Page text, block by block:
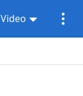
Video